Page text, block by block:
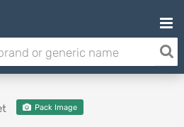
Pack Image